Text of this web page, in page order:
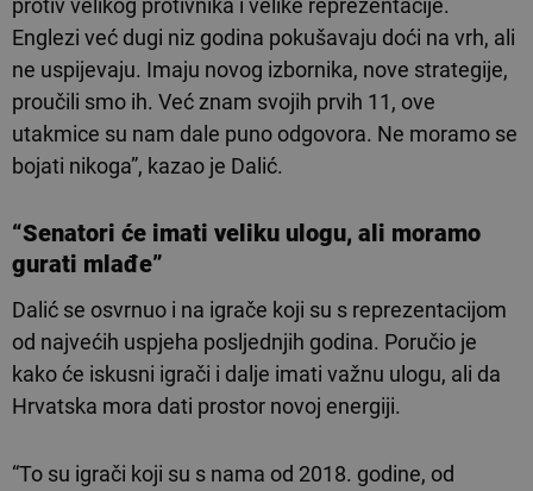
protiv velikog protivnika i velike reprezentacije.
Englezi već dugi niz godina pokušavaju doći na vrh, ali
ne uspijevaju. Imaju novog izbornika, nove strategije,
proučili smo ih. Već znam svojih prvih 11, ove
utakmice su nam dale puno odgovora. Ne moramo se
bojati nikoga”, kazao je Dalić.
“Senatori će imati veliku ulogu, ali moramo
gurati mlađe”
Dalić se osvrnuo i na igrače koji su s reprezentacijom
od najvećih uspjeha posljednjih godina. Poručio je
kako će iskusni igrači i dalje imati važnu ulogu, ali da
Hrvatska mora dati prostor novoj energiji.
“To su igrači koji su s nama od 2018. godine, od